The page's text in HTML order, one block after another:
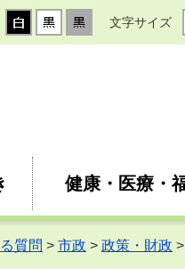
文字サイズ
健康・医療・
質問 > 市政 > 政策・財政